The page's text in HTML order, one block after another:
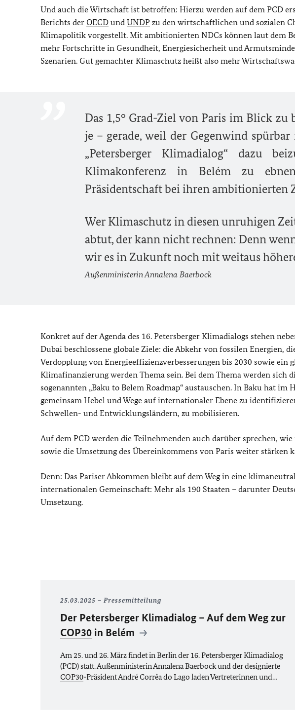
Und auch die Wirtschaft ist betroffen: Hierzu werden auf dem PCD
Berichts der OECD und UNDP zu den wirtschaftlichen und sozialen
Klimapolitik vorgestellt. Mit ambitionierten NDCs können laut dem
mehr Fortschritte in Gesundheit, Energiesicherheit und
Szenarien. Gut gemachter Klimaschutz heißt also mehr
Das 1,5° Grad-Ziel von Paris im Blick
je – gerade, weil der Gegenwind
„Petersberger Klimadialog“ dazu
Klimakonferenz in Belém zu
Präsidentschaft bei ihren ambitionierten
Wer Klimaschutz in diesen unruhigen
abtut, der kann nicht rechnen: Denn
wir es in Zukunft noch mit weitaus
Außenministerin Annalena Baerbock
Konkret auf der Agenda des 16. Petersberger Klimadialogs stehen
Dubai beschlossene globale Ziele: die Abkehr von fossilen Energien,
Verdopplung von Energieeffizienzverbesserungen bis 2030 sowie ein
Klimafinanzierung werden Thema sein. Bei dem Thema werden
sogenannten „Baku to Belem Roadmap“ austauschen. In Baku hat im
gemeinsam Hebel und Wege auf internationaler Ebene zu
Schwellen- und Entwicklungsländern, zu mobilisieren.
Auf dem PCD werden die Teilnehmenden auch darüber sprechen,
sowie die Umsetzung des Übereinkommens von Paris weiter stärken
Denn: Das Pariser Abkommen bleibt auf dem Weg in eine
internationalen Gemeinschaft: Mehr als 190 Staaten – darunter
Umsetzung.
25.03.2025 Pressemitteilung
Der Petersberger Klimadialog – Auf dem Weg zur
COP30 in Belém
Am 25. und 26. März findet in Berlin der 16. Petersberger Klimadialog
(PCD) statt. Außenministerin Annalena Baerbock und der designierte
COP30-Präsident André Corrêa do Lago laden Vertreterinnen und…